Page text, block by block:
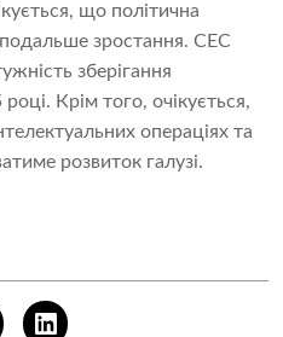
що політична
зростання. CEC
зберігання
Крім того, очікується,
операціях та
розвиток галузі.